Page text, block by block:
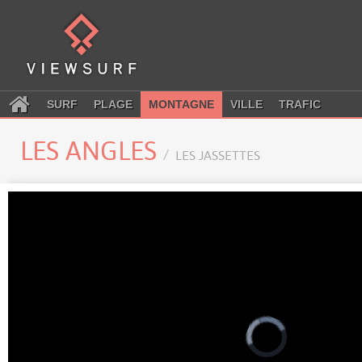
SURF PLAGE MONTAGNE VILLE TRAFIC
LES ANGLES LES JASSETTES